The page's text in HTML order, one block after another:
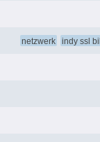
netzwerk indy ssl